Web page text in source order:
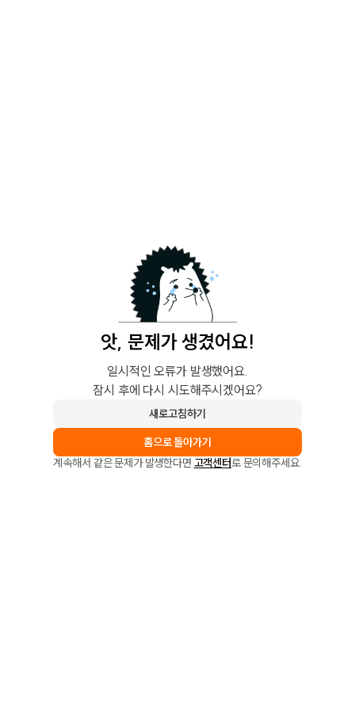
앗, 문제가 생겼어요!
일시적인 오류가 발생했어요.
잠시 후에 다시 시도해주시겠어요?
새로고침하기
홈으로 돌아가기
계속해서 같은 문제가 발생한다면 고객센터로 문의해주세요.